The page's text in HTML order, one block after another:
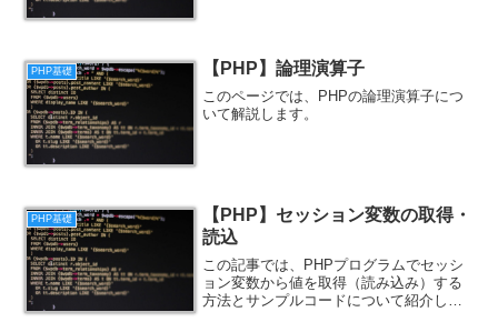
PHP基礎 【PHP】論理演算子
このページでは、PHPの論理演算子につ
いて解説します。
PHP基礎
【PHP】セッション変数の取得・
読込
この記事では、PHPプログラムでセッシ
ョン変数から値を取得（読み込み）する
方法とサンプルコードについて紹介しま